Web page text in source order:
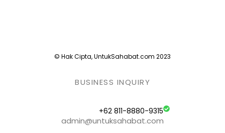
© Hak Cipta, UntukSahabat.com 2023
BUSINESS INQUIRY
+62 811-8880-9315
admin@untuksahabat.com